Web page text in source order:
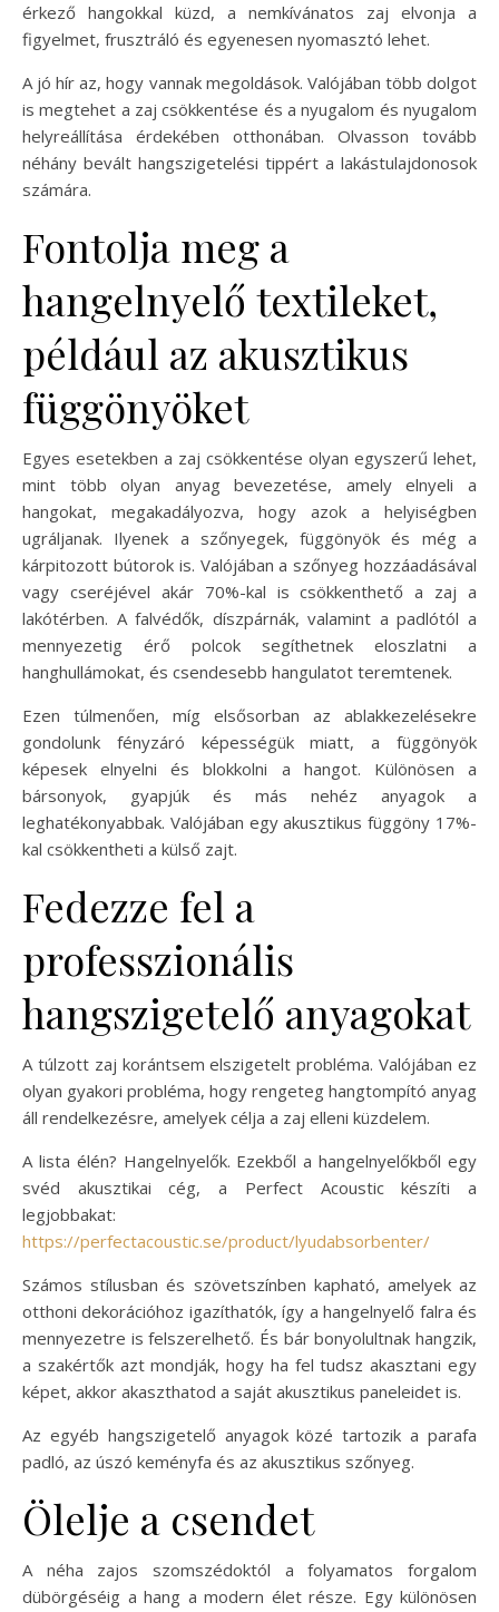
érkező hangokkal küzd, a nemkívánatos zaj elvonja a
figyelmet, frusztráló és egyenesen nyomasztó lehet.
A jó hír az, hogy vannak megoldások. Valójában több dolgot
is megtehet a zaj csökkentése és a nyugalom és nyugalom
helyreállítása érdekében otthonában. Olvasson tovább
néhány bevált hangszigetelési tippért a lakástulajdonosok
számára.
Fontolja meg a
hangelnyelő textileket,
például az akusztikus
függönyöket
Egyes esetekben a zaj csökkentése olyan egyszerű lehet,
mint több olyan anyag bevezetése, amely elnyeli a
hangokat, megakadályozva, hogy azok a helyiségben
ugráljanak. Ilyenek a szőnyegek, függönyök és még a
kárpitozott bútorok is. Valójában a szőnyeg hozzáadásával
vagy cseréjével akár 70%-kal is csökkenthető a zaj a
lakótérben. A falvédők, díszpárnák, valamint a padlótól a
mennyezetig érő polcok segíthetnek eloszlatni a
hanghullámokat, és csendesebb hangulatot teremtenek.
Ezen túlmenően, míg elsősorban az ablakkezelésekre
gondolunk fényzáró képességük miatt, a függönyök
képesek elnyelni és blokkolni a hangot. Különösen a
bársonyok, gyapjúk és más nehéz anyagok a
leghatékonyabbak. Valójában egy akusztikus függöny 17%-
kal csökkentheti a külső zajt.
Fedezze fel a
professzionális
hangszigetelő anyagokat
A túlzott zaj korántsem elszigetelt probléma. Valójában ez
olyan gyakori probléma, hogy rengeteg hangtompító anyag
áll rendelkezésre, amelyek célja a zaj elleni küzdelem.
A lista élén? Hangelnyelők. Ezekből a hangelnyelőkből egy
svéd akusztikai cég, a Perfect Acoustic készíti a
legjobbakat:
https://perfectacoustic.se/product/lyudabsorbenter/
Számos stílusban és szövetszínben kapható, amelyek az
otthoni dekorációhoz igazíthatók, így a hangelnyelő falra és
mennyezetre is felszerelhető. És bár bonyolultnak hangzik,
a szakértők azt mondják, hogy ha fel tudsz akasztani egy
képet, akkor akaszthatod a saját akusztikus paneleidet is.
Az egyéb hangszigetelő anyagok közé tartozik a parafa
padló, az úszó keményfa és az akusztikus szőnyeg.
Ölelje a csendet
A néha zajos szomszédoktól a folyamatos forgalom
dübörgéséig a hang a modern élet része. Egy különösen